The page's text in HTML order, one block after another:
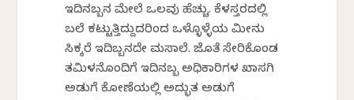
ಇದಿನಬ್ಬನ ಮೇಲೆ ಒಲವು ಹೆಚ್ಚು. ಕೆಳಸ್ತರದಲ್ಲಿ
ಬಲೆ ಕಟ್ಟುತ್ತಿದ್ದುದರಿಂದ ಒಳ್ಳೊಳ್ಳೆಯ ಮೀನು
ಸಿಕ್ಕರೆ ಇದಿಬ್ಬನದೇ ಮಸಾಲೆ. ಜೊತೆ ಸೇರಿಕೊಂಡ
ತಮಿಳನೊಂದಿಗೆ ಇದಿನಬ್ಬ ಅಧಿಕಾರಿಗಳ ಖಾಸಗಿ
ಅಡುಗೆ ಕೋಣೆಯಲ್ಲಿ ಅದ್ಭುತ ಅಡುಗೆ